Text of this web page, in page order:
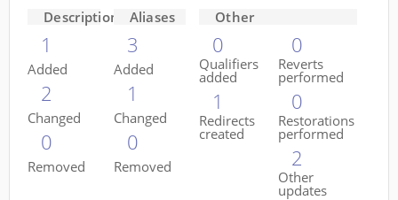
Descriptions
1
Added
2
Changed
0
Removed
Aliases
3
Added
1
Changed
0
Removed
Other
0
Qualifiers
added
1
Redirects
created
0
Reverts
performed
0
Restorations
performed
2
Other
updates